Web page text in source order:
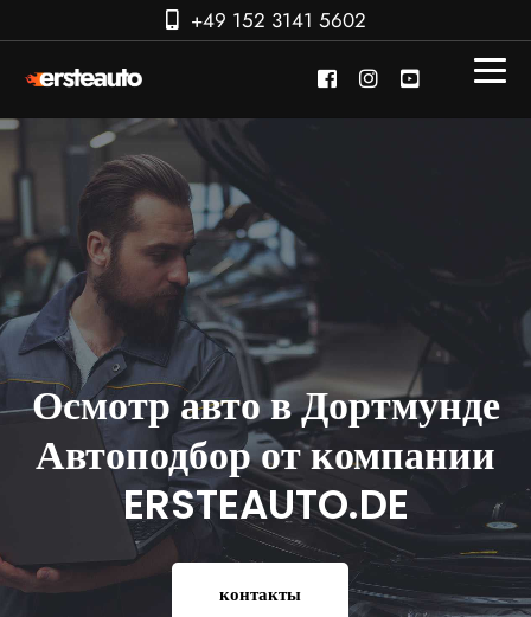
+49 152 3141 5602
Осмотр авто в Дортмунде
Автоподбор от компании
ERSTEAUTO.DE
контакты